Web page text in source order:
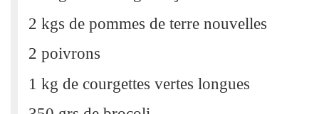
2 kgs de pommes de terre nouvelles
2 poivrons
1 kg de courgettes vertes longues